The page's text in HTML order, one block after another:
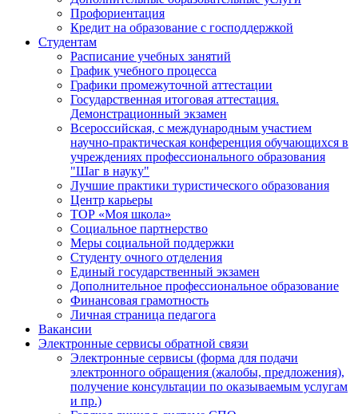
Профориентация
Кредит на образование с господдержкой
Студентам
Расписание учебных занятий
График учебного процесса
Графики промежуточной аттестации
Государственная итоговая аттестация.
Демонстрационный экзамен
Всероссийская, с международным участием
научно-практическая конференция обучающихся в
учреждениях профессионального образования
"Шаг в науку"
Лучшие практики туристического образования
Центр карьеры
ТОР «Моя школа»
Социальное партнерство
Меры социальной поддержки
Студенту очного отделения
Единый государственный экзамен
Дополнительное профессиональное образование
Финансовая грамотность
Личная страница педагога
Вакансии
Электронные сервисы обратной связи
Электронные сервисы (форма для подачи
электронного обращения (жалобы, предложения),
получение консультации по оказываемым услугам
и пр.)